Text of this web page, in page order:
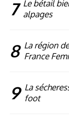
7 Le bétail
alpages
8 La région
France
9 La
foot